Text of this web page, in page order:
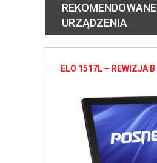
REKOMENDOWANE
URZĄDZENIA
ELO 1517L – REWIZJA B